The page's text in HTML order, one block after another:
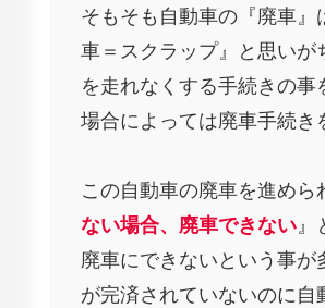
そもそも自動車の『廃車
車＝スクラップ』と思い
を走れなくする手続きの事
場合によっては廃車手続き
この自動車の廃車を進めら
ない場合、廃車できない』
廃車にできないという事
が完済されていないのに自